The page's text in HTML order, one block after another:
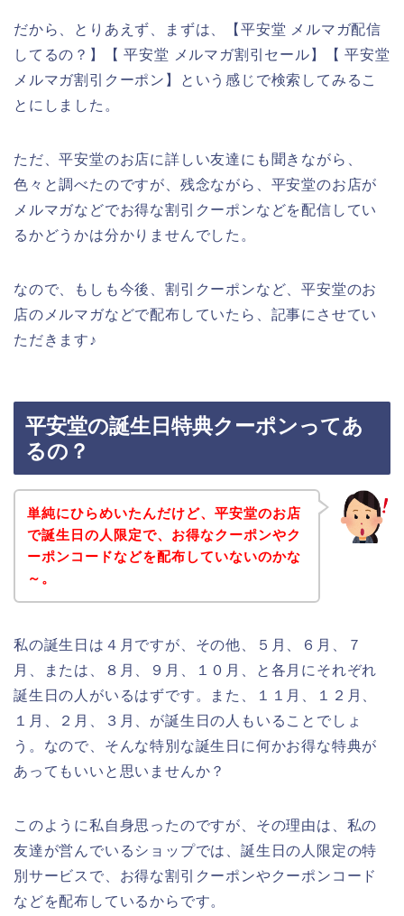
だから、とりあえず、まずは、【平安堂 メルマガ配信
してるの？】【 平安堂 メルマガ割引セール】【 平安堂
メルマガ割引クーポン】という感じで検索してみるこ
とにしました。
ただ、平安堂のお店に詳しい友達にも聞きながら、
色々と調べたのですが、残念ながら、平安堂のお店が
メルマガなどでお得な割引クーポンなどを配信してい
るかどうかは分かりませんでした。
なので、もしも今後、割引クーポンなど、平安堂のお
店のメルマガなどで配布していたら、記事にさせてい
ただきます♪
平安堂の誕生日特典クーポンってあ
るの？
単純にひらめいたんだけど、平安堂のお店
で誕生日の人限定で、お得なクーポンやク
ーポンコードなどを配布していないのかな
～。
私の誕生日は４月ですが、その他、５月、６月、７
月、または、８月、９月、１０月、と各月にそれぞれ
誕生日の人がいるはずです。また、１１月、１２月、
１月、２月、３月、が誕生日の人もいることでしょ
う。なので、そんな特別な誕生日に何かお得な特典が
あってもいいと思いませんか？
このように私自身思ったのですが、その理由は、私の
友達が営んでいるショップでは、誕生日の人限定の特
別サービスで、お得な割引クーポンやクーポンコード
などを配布しているからです。